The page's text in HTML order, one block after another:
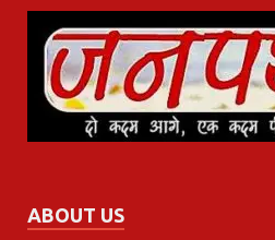
ABOUT US